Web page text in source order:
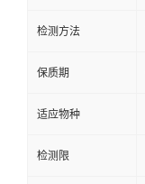
检测方法
保质期
适应物种
检测限